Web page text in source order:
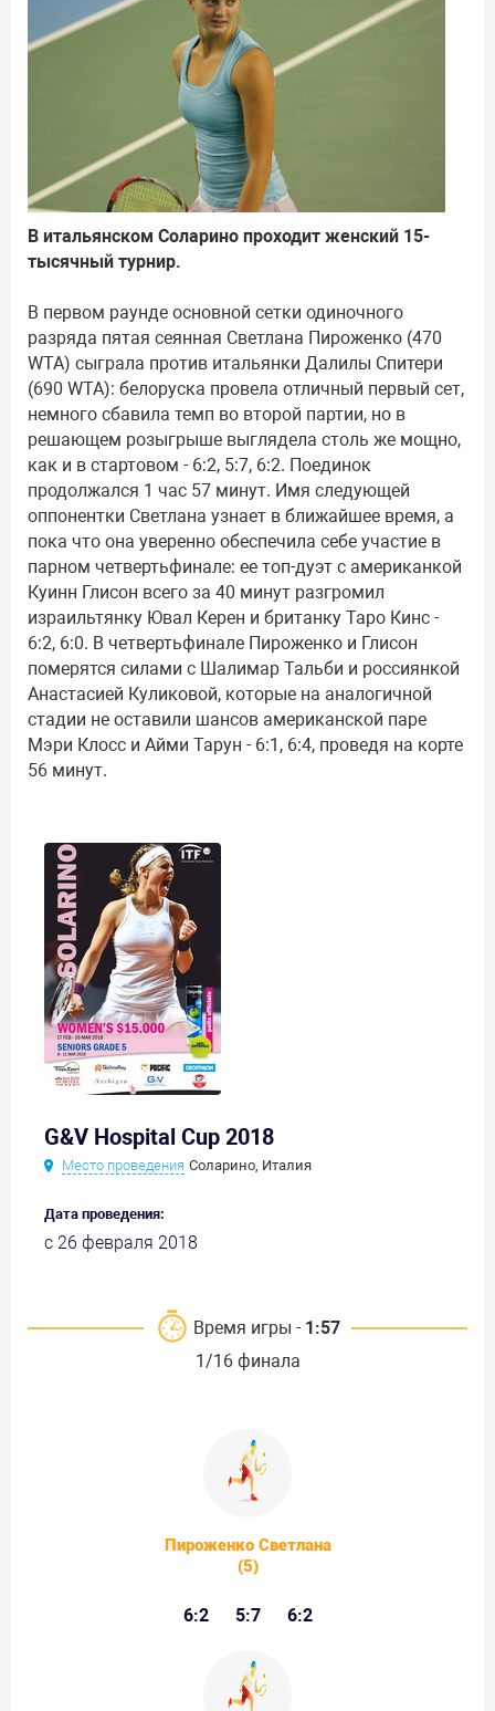
В итальянском Соларино проходит женский 15-
тысячный турнир.
В первом раунде основной сетки одиночного
разряда пятая сеянная Светлана Пироженко (470
WTA) сыграла против итальянки Далилы Спитери
(690 WTA): белоруска провела отличный первый сет,
немного сбавила темп во второй партии, но в
решающем розыгрыше выглядела столь же мощно,
как и в стартовом - 6:2, 5:7, 6:2. Поединок
продолжался 1 час 57 минут. Имя следующей
оппонентки Светлана узнает в ближайшее время, а
пока что она уверенно обеспечила себе участие в
парном четвертьфинале: ее топ-дуэт с американкой
Куинн Глисон всего за 40 минут разгромил
израильтянку Ювал Керен и британку Таро Кинс -
6:2, 6:0. В четвертьфинале Пироженко и Глисон
померятся силами с Шалимар Тальби и россиянкой
Анастасией Куликовой, которые на аналогичной
стадии не оставили шансов американской паре
Мэри Клосс и Айми Тарун - 6:1, 6:4, проведя на корте
56 минут.
G&V Hospital Cup 2018
Место проведения Соларино, Италия
Дата проведения:
с 26 февраля 2018
Время игры - 1:57
1/16 финала
Пироженко Светлана
(5)
6:2 5:7 6:2